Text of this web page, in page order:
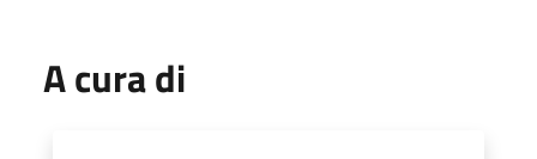
A cura di